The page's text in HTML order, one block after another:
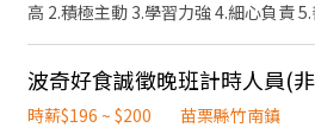
波奇好食誠徵晚班計時人員(非
時薪$196 ~ $200
苗栗縣竹南鎮